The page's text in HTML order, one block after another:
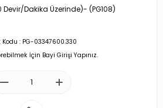
Devir/Dakika Üzerinde)- (PG108)
Kodu : PG-03347600.330
İçin Bayi Girişi Yapınız.